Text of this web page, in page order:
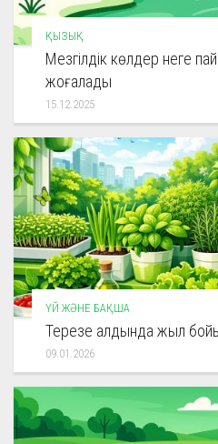
ҚЫЗЫҚ
Мезгілдік көлдер неге
жоғалады
15.12.2025
ҮЙ ЖӘНЕ БАҚША
Терезе алдында жыл
09.01.2026